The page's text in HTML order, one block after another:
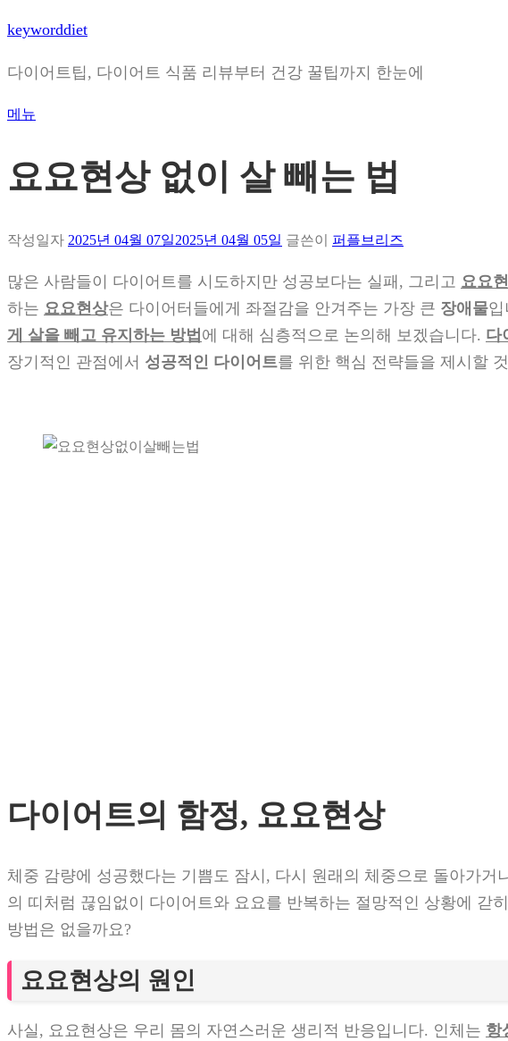
내
으
바
가
keyworddiet
다이어트팁, 다이어트 식품 리뷰부터 건강 꿀팁까지 한눈에
메뉴
요요현상 없이 살 빼는 법
작성일자 2025년 04월 07일2025년 04월 05일 글쓴이 퍼플브리즈
많은 사람들이 다이어트를 시도하지만 성공보다는 실패, 그리고 요요
하는 요요현상은 다이어터들에게 좌절감을 안겨주는 가장 큰 장애물
게 살을 빼고 유지하는 방법 에 대해 심층적으로 논의해 보겠습니다. 다
장기적인 관점에서 성공적인 다이어트를 위한 핵심 전략들을 제시할
다이어트의 함정, 요요현상
체중 감량에 성공했다는 기쁨도 잠시, 다시 원래의 체중으로 돌아가
의 띠처럼 끊임없이 다이어트와 요요를 반복하는 절망적인 상황에 갇
방법은 없을까요?
요요현상의 원인
사실, 요요현상은 우리 몸의 자연스러운 생리적 반응입니다. 인체는 항